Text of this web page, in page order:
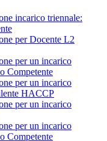
incarico triennale:
per Docente L2
per un incarico
Competente
per un incarico
HACCP
per un incarico
per un incarico
Competente